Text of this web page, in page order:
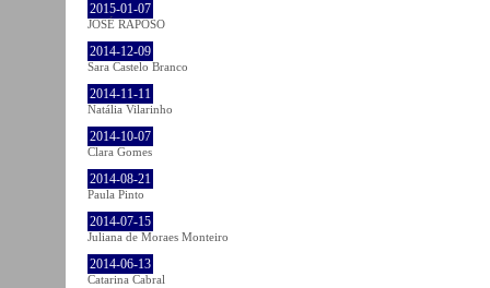
2015-01-07
JOSÉ RAPOSO
2014-12-09
Sara Castelo Branco
2014-11-11
Natália Vilarinho
2014-10-07
Clara Gomes
2014-08-21
Paula Pinto
2014-07-15
Juliana de Moraes Monteiro
2014-06-13
Catarina Cabral